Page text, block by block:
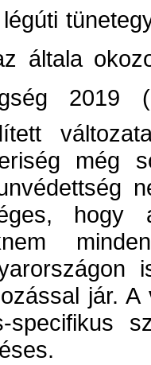
általa
2019
még
hogy
jár.
specifikus